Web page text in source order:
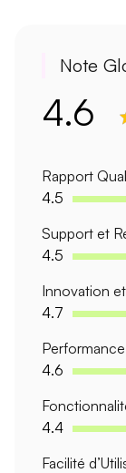
Note
4.6
Rapport
4.5
Support et
4.5
Innovation
4.7
4.6
4.4
Facilité